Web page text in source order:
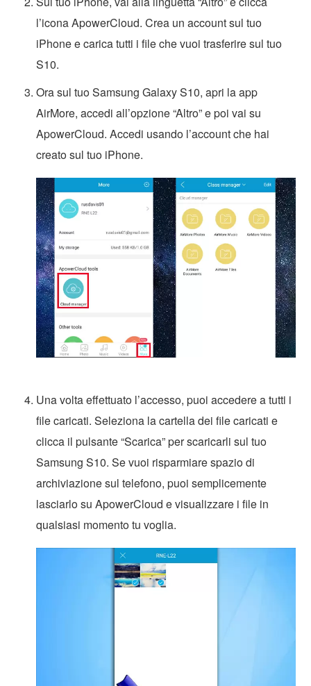
l’icona ApowerCloud. Crea un account sul tuo
iPhone e carica tutti i file che vuoi trasferire sul tuo
S10.
Ora sul tuo Samsung Galaxy S10, apri la app
AirMore, accedi all’opzione “Altro” e poi vai su
ApowerCloud. Accedi usando l’account che hai
creato sul tuo iPhone.
Una volta effettuato l’accesso, puoi accedere a tutti i
file caricati. Seleziona la cartella dei file caricati e
clicca il pulsante “Scarica” per scaricarli sul tuo
Samsung S10. Se vuoi risparmiare spazio di
archiviazione sul telefono, puoi semplicemente
lasciarlo su ApowerCloud e visualizzare i file in
qualsiasi momento tu voglia.